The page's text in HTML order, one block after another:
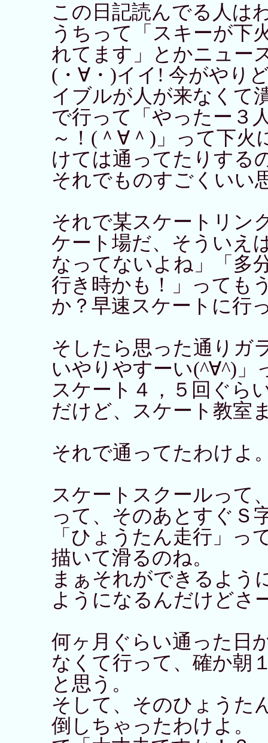
この日記読んでる人は
うちって「スキーが下
れてます」とかニュー
(・∀・)イイ! 今がやり
イブルが人が来なくて
で行って「やったー３
～！(＾∀＾)」って下
けては通ってたりする
それでものすごくいい
それで某スケートリン
ケート場だ、そういえ
なってないよね」「多
行き時かも！」っても
か？早速スケートに行
そしたら思った通りガ
いやりやすーい(^∀^)」
スケート４，５回ぐら
だけど、スケート教室
それで通ってたわけよ
スケートスクールって
って、そのあとすぐＳ
「ひょうたん走行」っ
描いて滑るのね。
まぁそれができるよう
ようになるんだけどさ
何ヶ月ぐらい通った日
なくて行って、確か朝
と思う。
そして、そのひょうた
倒しちゃったわけよ。